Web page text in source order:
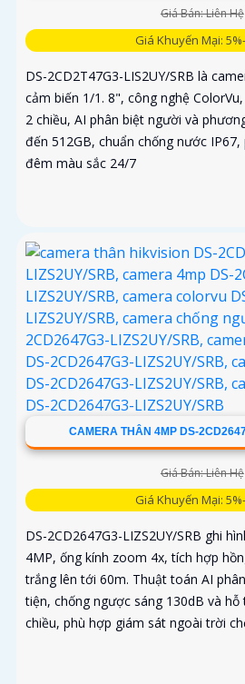
Giá Bán: Liên Hệ
Giá Khuyến Mại:
DS-2CD2T47G3-LIS2UY/SRB là
cảm biến 1/1. 8", công nghệ
2 chiều, AI phân biệt người và
đến 512GB, chuẩn chống nước
đêm màu sắc 24/7
CAMERA THÂN 4MP DS-
Giá Bán: Liên Hệ
Giá Khuyến Mại:
DS-2CD2647G3-LIZS2UY/SRB ghi
4MP, ống kính zoom 4x, tích hợp
trắng lên tới 60m. Thuật toán AI
tiện, chống ngược sáng 130dB và
chiều, phù hợp giám sát ngoài trời